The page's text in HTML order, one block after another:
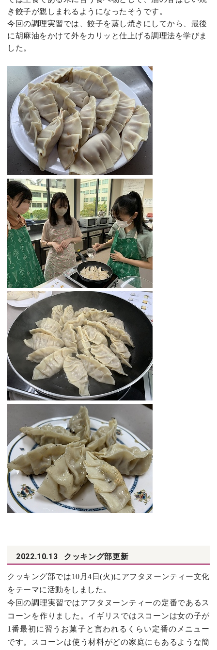
き餃子が親しまれるようになったそうです。
今回の調理実習では、餃子を蒸し焼きにしてから、最後
に胡麻油をかけて外をカリッと仕上げる調理法を学びま
した。
2022.10.13 クッキング部更新
クッキング部では10月4日(火)にアフタヌーンティー文化
をテーマに活動をしました。
今回の調理実習ではアフタヌーンティーの定番であるス
コーンを作りました。イギリスではスコーンは女の子が
1番最初に習うお菓子と言われるくらい定番のメニュー
です。スコーンは使う材料がどの家庭にもあるような簡